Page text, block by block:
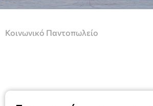
Κοινωνικό Παντοπωλείο